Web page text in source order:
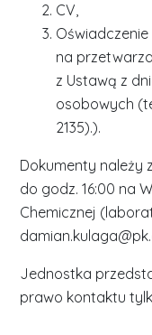
CV,
na
z Ustawą z
osobowych
2135).).
Dokumenty należy
do godz. 16:00 na
Chemicznej
Jednostka
prawo kontaktu